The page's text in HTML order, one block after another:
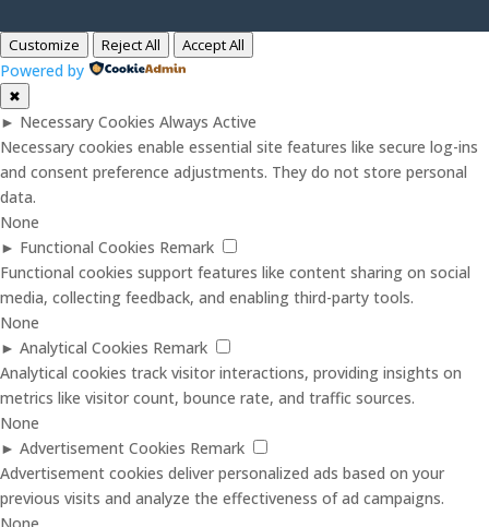
Customize Reject All Accept All
Powered by
✖
► Necessary Cookies Always Active
Necessary cookies enable essential site features like secure log-ins
and consent preference adjustments. They do not store personal
data.
None
► Functional Cookies Remark
Functional cookies support features like content sharing on social
media, collecting feedback, and enabling third-party tools.
None
► Analytical Cookies Remark
Analytical cookies track visitor interactions, providing insights on
metrics like visitor count, bounce rate, and traffic sources.
None
► Advertisement Cookies Remark
Advertisement cookies deliver personalized ads based on your
previous visits and analyze the effectiveness of ad campaigns.